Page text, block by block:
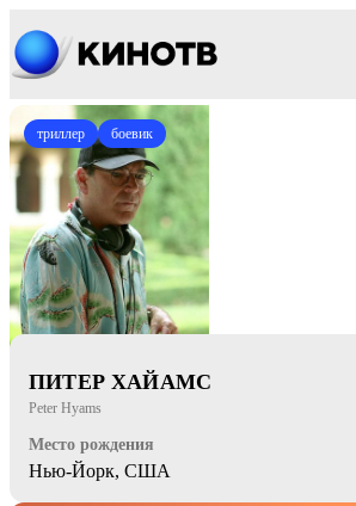
триллер боевик
ПИТЕР ХАЙАМС
Peter Hyams
Место рождения
Нью-Йорк, США